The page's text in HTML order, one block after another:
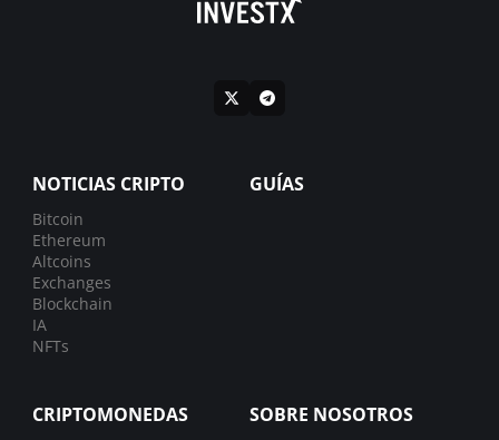
NOTICIAS CRIPTO
Bitcoin
Ethereum
Altcoins
Exchanges
Blockchain
IA
NFTs
GUÍAS
CRIPTOMONEDAS SOBRE NOSOTROS